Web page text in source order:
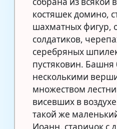
костяшек домино,
шахматных фигур,
солдатиков,
серебряных
пустяковин. Башня
несколькими
множеством
висевших в
такой же
Иоанн, старичок с